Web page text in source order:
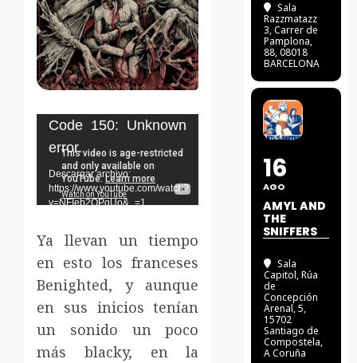
Reproductor
de
vídeo
Code 150: Unknown
error.
Descargar archivo:
https://www.youtube.com/watch?
v=NFIeb2OPgUo&_=1
Ya llevan un tiempo
en esto los franceses
Benighted, y aunque
en sus inicios tenían
un sonido un poco
más blacky, en la
Sala
Razzmatazz
3, Carrer de
Pamplona,
88, 08018
BARCELONA
16
AGO
AMYL AND
THE
SNIFFERS
Sala
Capitol, Rúa
de
Concepción
Arenal, 5,
15702
Santiago de
Compostela,
A Coruña